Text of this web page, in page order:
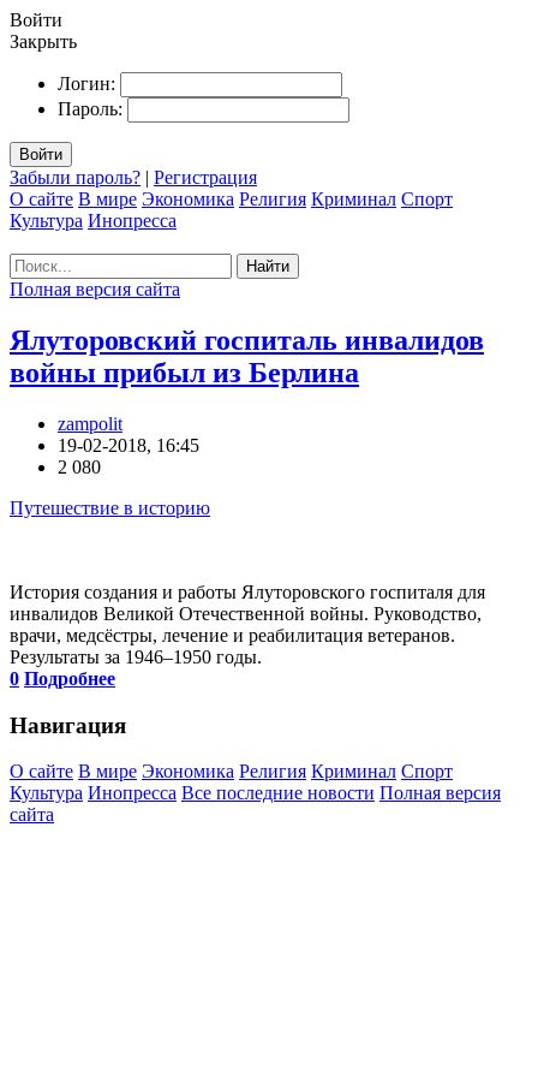
Войти
Закрыть
Логин:
Пароль:
Войти
Забыли пароль? | Регистрация
О сайте В мире Экономика Религия Криминал Спорт
Культура Инопресса
Найти
Полная версия сайта
Ялуторовский госпиталь инвалидов
войны прибыл из Берлина
zampolit
19-02-2018, 16:45
2 080
Путешествие в историю
История создания и работы Ялуторовского госпиталя для
инвалидов Великой Отечественной войны. Руководство,
врачи, медсёстры, лечение и реабилитация ветеранов.
Результаты за 1946–1950 годы.
0 Подробнее
Навигация
О сайте В мире Экономика Религия Криминал Спорт
Культура Инопресса Все последние новости Полная версия
сайта